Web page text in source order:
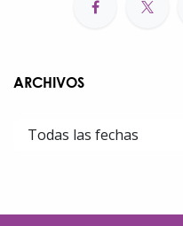
ARCHIVOS